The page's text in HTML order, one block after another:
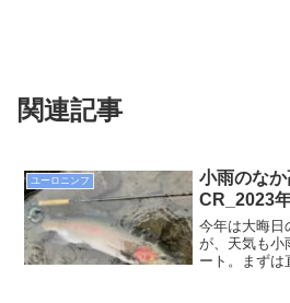
関連記事
ユーロニンフ
小雨のな
CR_2023
今年は大晦日
が、天気も小
ート。まずは